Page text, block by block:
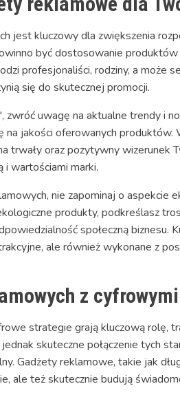
jest kluczowy dla zwiększenia
być dostosowanie
profesjonaliści, rodziny, a może
się do skutecznej promocji.
zwróć uwagę na aktualne trendy i
jakości oferowanych
trwały oraz pozytywny
i wartościami marki.
nie zapominaj o aspekcie
produkty, podkreślasz
społeczną
ale również wykonane z
z
strategie grają kluczową rolę,
skuteczne połączenie tych
Gadżety reklamowe, takie jak
ale też skutecznie budują